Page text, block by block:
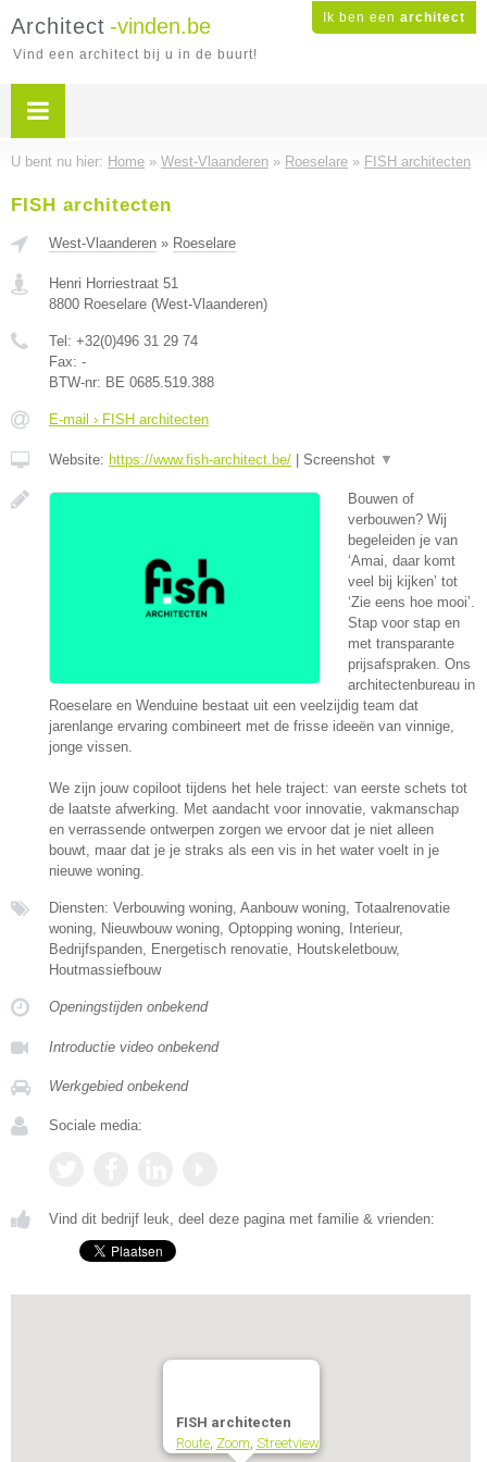
Ik ben een architect
Architect -vinden.be
Vind een architect bij u in de buurt!
U bent nu hier: Home » West-Vlaanderen » Roeselare » FISH architecten
FISH architecten
West-Vlaanderen » Roeselare
Henri Horriestraat 51
8800 Roeselare (West-Vlaanderen)
Tel: +32(0)496 31 29 74
Fax: -
BTW-nr: BE 0685.519.388
E-mail › FISH architecten
Website: https://www.fish-architect.be/ Screenshot ▼
Bouwen of
verbouwen? Wij
begeleiden je van
‘Amai, daar komt
veel bij kijken’ tot
‘Zie eens hoe mooi’.
Stap voor stap en
met transparante
prijsafspraken. Ons
architectenbureau in
Roeselare en Wenduine bestaat uit een veelzijdig team dat
jarenlange ervaring combineert met de frisse ideeën van vinnige,
jonge vissen.
We zijn jouw copiloot tijdens het hele traject: van eerste schets tot
de laatste afwerking. Met aandacht voor innovatie, vakmanschap
en verrassende ontwerpen zorgen we ervoor dat je niet alleen
bouwt, maar dat je je straks als een vis in het water voelt in je
nieuwe woning.
Diensten: Verbouwing woning, Aanbouw woning, Totaalrenovatie
woning, Nieuwbouw woning, Optopping woning, Interieur,
Bedrijfspanden, Energetisch renovatie, Houtskeletbouw,
Houtmassiefbouw
Openingstijden onbekend
Introductie video onbekend
Werkgebied onbekend
Sociale media:
Vind dit bedrijf leuk, deel deze pagina met familie & vrienden:
FISH architecten
Route, Zoom, Streetview